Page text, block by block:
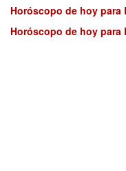
Horóscopo de hoy para
Horóscopo de hoy para